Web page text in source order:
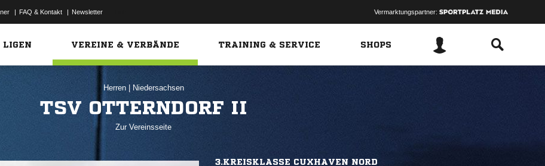
| FAQ & Kontakt | Newsletter Vermarktungspartner:
LIGEN VEREINE & VERBÄNDE TRAINING & SERVICE SHOPS
Herren Niedersachsen
TSV OTTERNDORF II
Zur Vereinsseite
3.KREISKLASSE CUXHAVEN NORD